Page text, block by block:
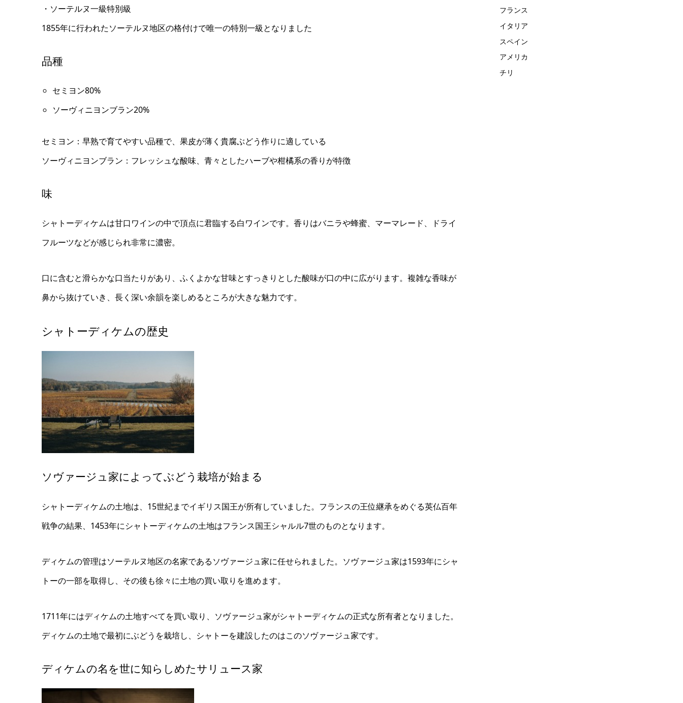
・ソーテルヌ一級特別級
1855年に行われたソーテルヌ地区の格付けで唯一の特別一級となりました
品種
セミヨン80%
ソーヴィニヨンブラン20%
セミヨン：早熟で育てやすい品種で、果皮が薄く貴腐ぶどう作りに適している
ソーヴィニヨンブラン：フレッシュな酸味、青々としたハーブや柑橘系の香りが特徴
味
シャトーディケムは甘口ワインの中で頂点に君臨する白ワインです。香りはバニラや蜂蜜、マーマレード、ドライ
フルーツなどが感じられ非常に濃密。
口に含むと滑らかな口当たりがあり、ふくよかな甘味とすっきりとした酸味が口の中に広がります。複雑な香味が
鼻から抜けていき、長く深い余韻を楽しめるところが大きな魅力です。
シャトーディケムの歴史
ソヴァージュ家によってぶどう栽培が始まる
シャトーディケムの土地は、15世紀までイギリス国王が所有していました。フランスの王位継承をめぐる英仏百年
戦争の結果、1453年にシャトーディケムの土地はフランス国王シャルル7世のものとなります。
ディケムの管理はソーテルヌ地区の名家であるソヴァージュ家に任せられました。ソヴァージュ家は1593年にシャ
トーの一部を取得し、その後も徐々に土地の買い取りを進めます。
1711年にはディケムの土地すべてを買い取り、ソヴァージュ家がシャトーディケムの正式な所有者となりました。
ディケムの土地で最初にぶどうを栽培し、シャトーを建設したのはこのソヴァージュ家です。
ディケムの名を世に知らしめたサリュース家
フランス
イタリア
スペイン
アメリカ
チリ